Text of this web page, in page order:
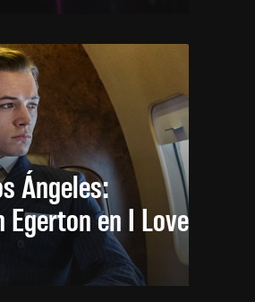
Ángeles:
Egerton en I Love